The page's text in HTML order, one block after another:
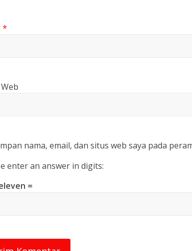
*
nama, email, dan situs web saya pada
enter an answer in digits:
=